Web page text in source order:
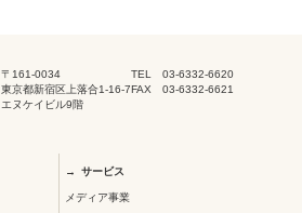
〒161-0034
東京都新宿区上落合1-16-7
エヌケイビル9階
TEL 03-6332-6620
FAX 03-6332-6621
サービス
メディア事業